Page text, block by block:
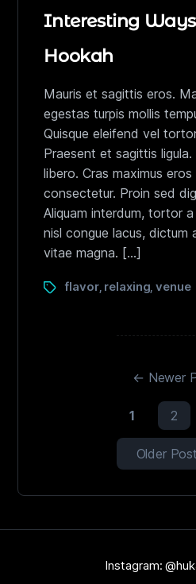
Interesting
Hookah
Mauris et sagittis eros.
egestas turpis mollis
Quisque eleifend vel
Praesent et sagittis
libero. Cras maximus
consectetur. Proin sed
Aliquam interdum, tortor
nisl congue lacus, dictum
vitae magna. […]
flavor, relaxing ,venue
← Newer
1 2
Older
Instagram: